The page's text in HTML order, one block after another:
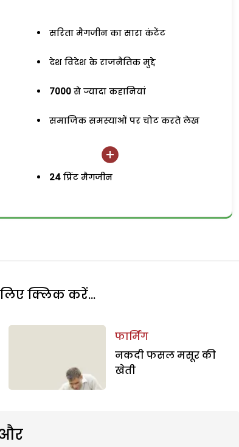
सरिता मैगजीन का सारा कंटेंट
देश विदेश के राजनैतिक मुद्दे
7000 से ज्यादा कहानियां
समाजिक समस्याओं पर चोट करते लेख
24 प्रिंट मैगजीन
क्लिक करें...
फार्मिंग
नकदी फसल मसूर की
खेती